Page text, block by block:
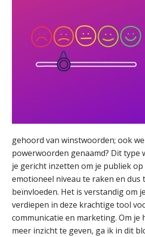
gehoord van winstwoorden; ook
powerwoorden genaamd? Dit type
je gericht inzetten om je publiek op
emotioneel niveau te raken en dus
beïnvloeden. Het is verstandig om
verdiepen in deze krachtige tool
communicatie en marketing. Om je
meer inzicht te geven, ga ik in dit